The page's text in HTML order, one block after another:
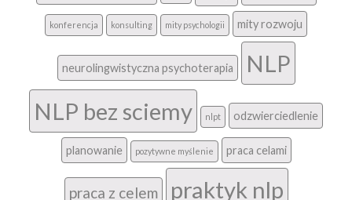
konferencja konsulting mity psychologii mity rozwoju
neurolingwistyczna psychoterapia
NLP
NLP bez sciemy
nlpt odzwierciedlenie
planowanie pozytywne myślenie praca celami
praca z celem praktyk nlp